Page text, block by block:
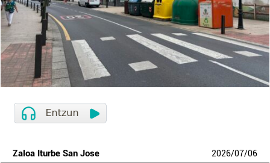
Zaloa Iturbe San Jose 2026/07/06